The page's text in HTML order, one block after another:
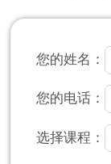
您的姓名：
您的电话：
选择课程：